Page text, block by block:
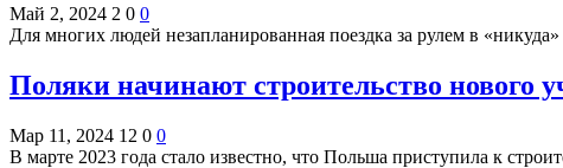
Май 2, 2024 2 0 0
Для многих людей незапланированная поездка за рулем в
Поляки начинают строительство нового
Мар 11, 2024 12 0 0
В марте 2023 года стало известно, что Польша приступила к